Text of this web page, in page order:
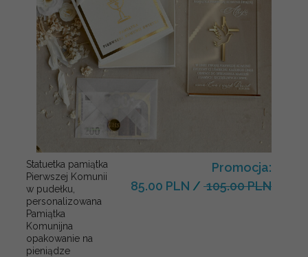
Statuetka pamiątka
Pierwszej Komunii
w pudełku,
personalizowana
Pamiątka
Komunijna
opakowanie na
pieniądze
Promocja:
85.00 PLN / 105.00 PLN